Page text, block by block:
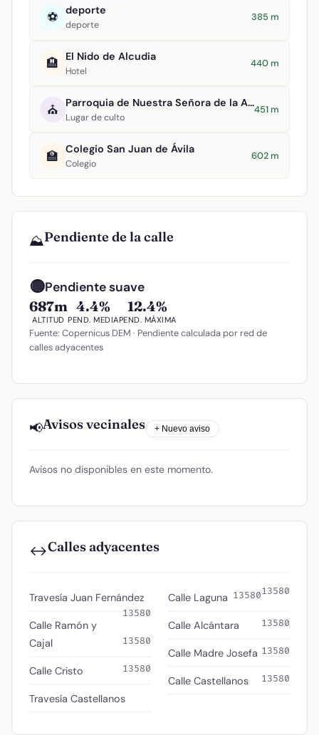
⚽ deporte
deporte
385 m
🏨 El Nido de Alcudia
Hotel
440 m
⛪ Parroquia de Nuestra Señora de la Asunción
Lugar de culto
451 m
🏫 Colegio San Juan de Ávila
Colegio
602 m
⛰️Pendiente de la calle
🟡Pendiente suave
687m
ALTITUD
4.4%
PEND. MEDIA
12.4%
PEND. MÁXIMA
Fuente: Copernicus DEM · Pendiente calculada por red de
calles adyacentes
📢Avisos vecinales + Nuevo aviso
Avisos no disponibles en este momento.
↔️Calles adyacentes
Travesía Juan Fernández
13580
Calle Ramón y
Cajal
13580
Calle Cristo 13580
Travesía Castellanos
13580
Calle Laguna 13580
Calle Alcántara 13580
Calle Madre Josefa 13580
Calle Castellanos 13580